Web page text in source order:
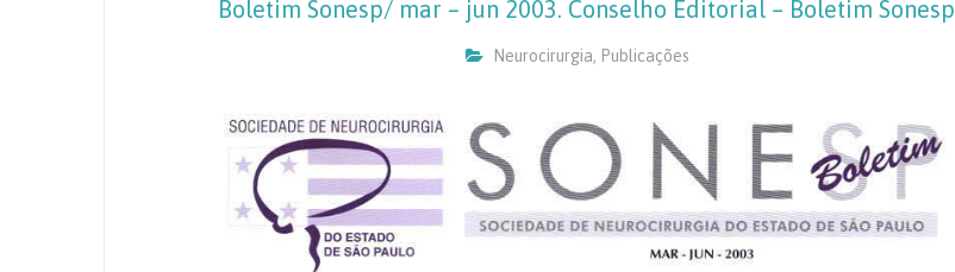
Boletim Sonesp/ mar – jun 2003. Conselho Editorial – Boletim Sonesp
Neurocirurgia, Publicações